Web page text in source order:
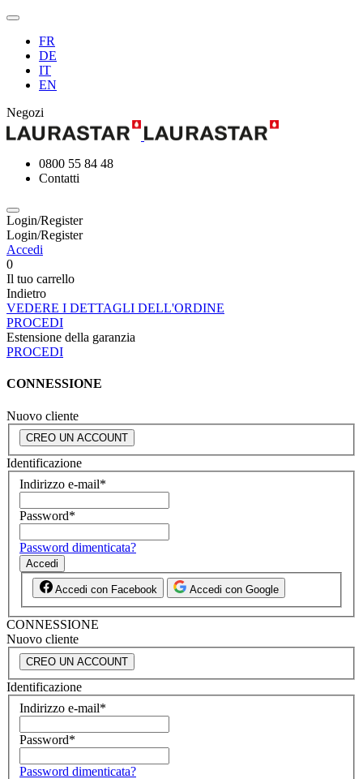
FR
DE
IT
EN
Negozi
0800 55 84 48
Contatti
Login/Register
Login/Register
Accedi
0
Il tuo carrello
Indietro
VEDERE I DETTAGLI DELL'ORDINE
PROCEDI
Estensione della garanzia
PROCEDI
CONNESSIONE
Nuovo cliente
CREO UN ACCOUNT
Identificazione
Indirizzo e-mail*
Password*
Password dimenticata?
Accedi
Accedi con Facebook Accedi con Google
CONNESSIONE
Nuovo cliente
CREO UN ACCOUNT
Identificazione
Indirizzo e-mail*
Password*
Password dimenticata?